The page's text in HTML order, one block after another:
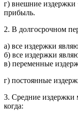
г) внешние издержки
прибыль.
2. В долгосрочном
а) все издержки
б) все издержки
в) переменные
г) постоянные
3. Средние
когда: